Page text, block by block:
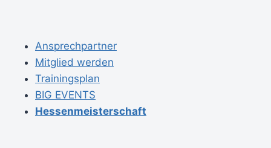
Ansprechpartner
Mitglied werden
Trainingsplan
BIG EVENTS
Hessenmeisterschaft